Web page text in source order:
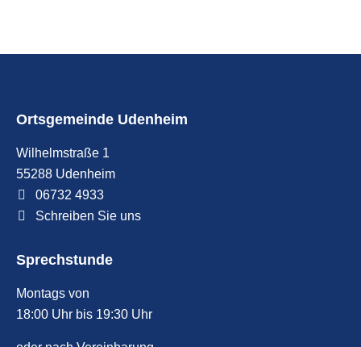
Ortsgemeinde Udenheim
Wilhelmstraße 1
55288 Udenheim
06732 4933
Schreiben Sie uns
Sprechstunde
Montags von
18:00 Uhr bis 19:30 Uhr